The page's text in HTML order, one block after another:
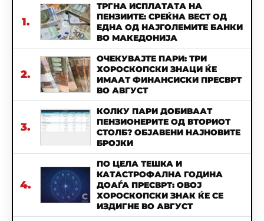
1.
ТРГНА ИСПЛАТАТА НА
ПЕНЗИИТЕ: СРЕЌНА ВЕСТ ОД
ЕДНА ОД НАЈГОЛЕМИТЕ БАНКИ
ВО МАКЕДОНИЈА
2.
ОЧЕКУВАЈТЕ ПАРИ: ТРИ
ХОРОСКОПСКИ ЗНАЦИ ЌЕ
ИМААТ ФИНАНСИСКИ ПРЕСВРТ
ВО АВГУСТ
3.
КОЛКУ ПАРИ ДОБИВААТ
ПЕНЗИОНЕРИТЕ ОД ВТОРИОТ
СТОЛБ? ОБЈАВЕНИ НАЈНОВИТЕ
БРОЈКИ
4.
ПО ЦЕЛА ТЕШКА И
КАТАСТРОФАЛНА ГОДИНА
ДОАЃА ПРЕСВРТ: ОВОЈ
ХОРОСКОПСКИ ЗНАК ЌЕ СЕ
ИЗДИГНЕ ВО АВГУСТ